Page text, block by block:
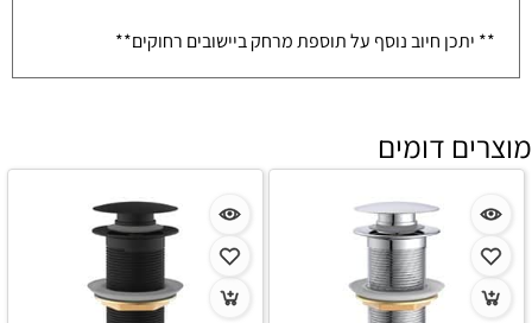
** יתכן חיוב נוסף על תוספת מרחק ביישובים רחוקים**
מוצרים דומים